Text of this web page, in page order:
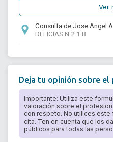
Ver
Consulta de Jose Angel
DELICIAS N.2 1.B
Deja tu opinión sobre
Importante: Utiliza este
valoración sobre el
con respeto. No utilices este
cita. Ten en cuenta que los
públicos para todas las